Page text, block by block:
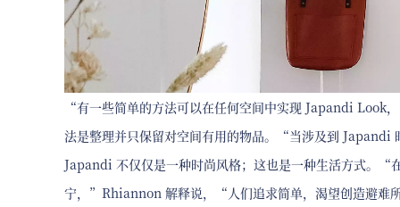
“有一些简单的方法可以在任何空间中实现 Japandi
法是整理并只保留对空间有用的物品。“当涉及到
Japandi 不仅仅是一种时尚风格；这也是一种生活方式。“
宁，”Rhiannon 解释说，“人们追求简单，渴望创造避难